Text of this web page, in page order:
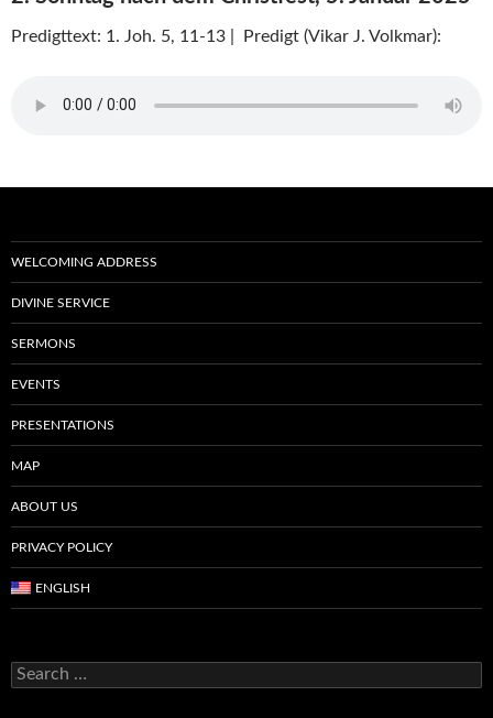
Predigttext: 1. Joh. 5, 11-13 | Predigt (Vikar J. Volkmar):
WELCOMING ADDRESS
DIVINE SERVICE
SERMONS
EVENTS
PRESENTATIONS
MAP
ABOUT US
PRIVACY POLICY
ENGLISH
Search
for: